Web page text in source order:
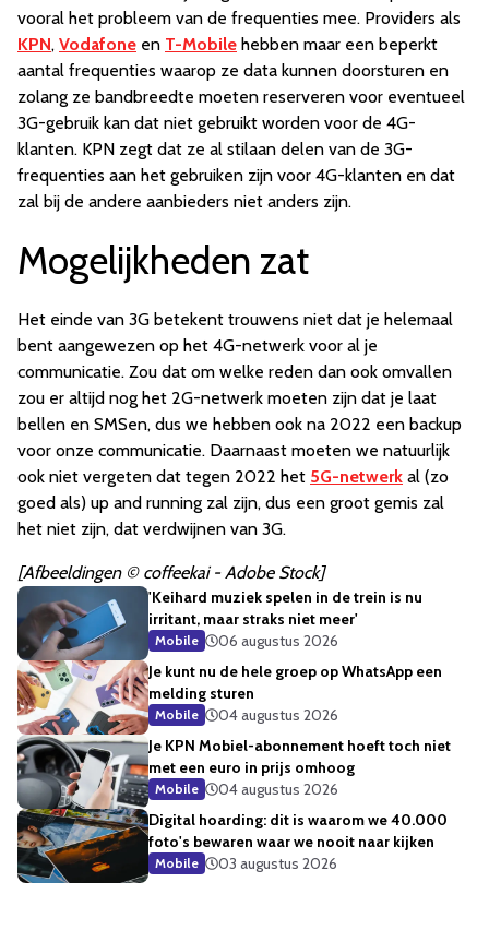
vooral het probleem van de frequenties mee. Providers als
KPN, Vodafone en T-Mobile hebben maar een beperkt
aantal frequenties waarop ze data kunnen doorsturen en
zolang ze bandbreedte moeten reserveren voor eventueel
3G-gebruik kan dat niet gebruikt worden voor de 4G-
klanten. KPN zegt dat ze al stilaan delen van de 3G-
frequenties aan het gebruiken zijn voor 4G-klanten en dat
zal bij de andere aanbieders niet anders zijn.
Mogelijkheden zat
Het einde van 3G betekent trouwens niet dat je helemaal
bent aangewezen op het 4G-netwerk voor al je
communicatie. Zou dat om welke reden dan ook omvallen
zou er altijd nog het 2G-netwerk moeten zijn dat je laat
bellen en SMSen, dus we hebben ook na 2022 een backup
voor onze communicatie. Daarnaast moeten we natuurlijk
ook niet vergeten dat tegen 2022 het 5G-netwerk al (zo
goed als) up and running zal zijn, dus een groot gemis zal
het niet zijn, dat verdwijnen van 3G.
[Afbeeldingen © coffeekai - Adobe Stock]
'Keihard muziek spelen in de trein is nu
irritant, maar straks niet meer'
Mobile
06 augustus 2026
Je kunt nu de hele groep op WhatsApp een
melding sturen
Mobile
04 augustus 2026
Je KPN Mobiel-abonnement hoeft toch niet
met een euro in prijs omhoog
Mobile
04 augustus 2026
Digital hoarding: dit is waarom we 40.000
foto's bewaren waar we nooit naar kijken
Mobile 03 augustus 2026